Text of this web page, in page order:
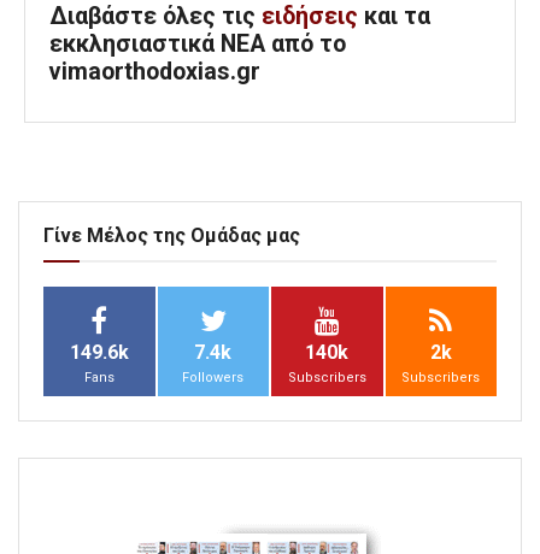
Διαβάστε όλες τις ειδήσεις και τα
εκκλησιαστικά ΝΕΑ από το
vimaorthodoxias.gr
Γίνε Μέλος της Ομάδας μας
149.6k
Fans
7.4k
Followers
140k
Subscribers
2k
Subscribers